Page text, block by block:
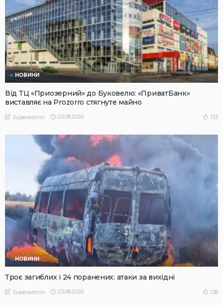
НОВИНИ
Від ТЦ «Приозерний» до Буковелю: «ПриватБанк»
виставляє на Prozorro стягнуте майно
Superadmin 03.08.2026 133
НОВИНИ
Троє загиблих і 24 поранених: атаки за вихідні
Superadmin 03.08.2026 138